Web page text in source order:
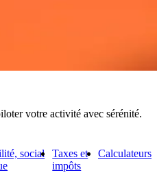
votre activité avec sérénité.
social
Taxes et
impôts
Calculateurs